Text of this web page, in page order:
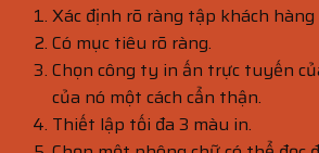
Xác định rõ ràng tập khách
Có mục tiêu rõ ràng.
Chọn công ty in ấn trực tuyến
của nó một cách cẩn thận.
Thiết lập tối đa 3 màu in.